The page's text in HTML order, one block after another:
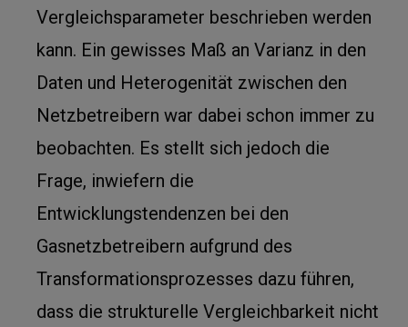
Vergleichsparameter beschrieben werden
kann. Ein gewisses Maß an Varianz in den
Daten und Heterogenität zwischen den
Netzbetreibern war dabei schon immer zu
beobachten. Es stellt sich jedoch die
Frage, inwiefern die
Entwicklungstendenzen bei den
Gasnetzbetreibern aufgrund des
Transformationsprozesses dazu führen,
dass die strukturelle Vergleichbarkeit nicht